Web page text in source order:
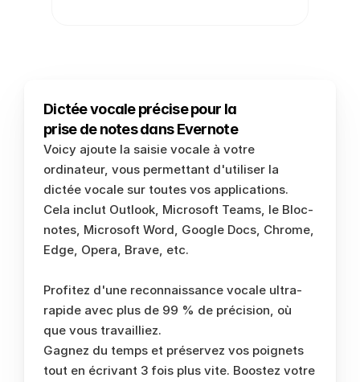
Dictée vocale précise pour la
prise de notes dans Evernote
Voicy ajoute la saisie vocale à votre
ordinateur, vous permettant d'utiliser la
dictée vocale sur toutes vos applications.
Cela inclut Outlook, Microsoft Teams, le Bloc-
notes, Microsoft Word, Google Docs, Chrome,
Edge, Opera, Brave, etc.
Profitez d'une reconnaissance vocale ultra-
rapide avec plus de 99 % de précision, où
que vous travailliez.
Gagnez du temps et préservez vos poignets
tout en écrivant 3 fois plus vite. Boostez votre